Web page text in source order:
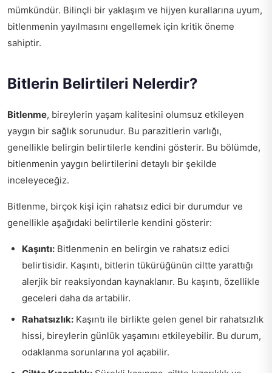
mümkündür. Bilinçli bir yaklaşım ve hijyen kurallarına uyum,
bitlenmenin yayılmasını engellemek için kritik öneme
sahiptir.
Bitlerin Belirtileri Nelerdir?
Bitlenme, bireylerin yaşam kalitesini olumsuz etkileyen
yaygın bir sağlık sorunudur. Bu parazitlerin varlığı,
genellikle belirgin belirtilerle kendini gösterir. Bu bölümde,
bitlenmenin yaygın belirtilerini detaylı bir şekilde
inceleyeceğiz.
Bitlenme, birçok kişi için rahatsız edici bir durumdur ve
genellikle aşağıdaki belirtilerle kendini gösterir:
Kaşıntı: Bitlenmenin en belirgin ve rahatsız edici
belirtisidir. Kaşıntı, bitlerin tükürüğünün ciltte yarattığı
alerjik bir reaksiyondan kaynaklanır. Bu kaşıntı, özellikle
geceleri daha da artabilir.
Rahatsızlık: Kaşıntı ile birlikte gelen genel bir rahatsızlık
hissi, bireylerin günlük yaşamını etkileyebilir. Bu durum,
odaklanma sorunlarına yol açabilir.